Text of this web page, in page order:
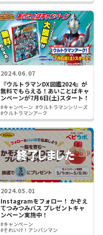
2024.06.07
『ウルトラマンDX図鑑2024』が
無料でもらえる！あいことばキャ
ンペーンが7月6日(土)スタート！
#キャンペーン #ウルトラマンシリーズ
#ウルトラマンアーク
2024.05.01
Instagramをフォロー！ かぞえ
てつみつみバス プレゼントキャ
ンペーン実施中！
#キャンペーン
#それいけ！アンパンマン